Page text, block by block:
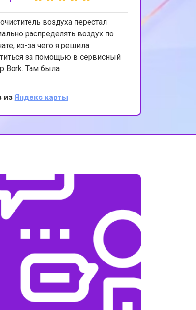
воздуха перестал
распределять воздух по
из-за чего я решила
за помощью в сервисный
Bork. Там была
проблема с
распределения воздуха, а
- заклинивание
заслонок. После
Превосходное
из Яндекс карты